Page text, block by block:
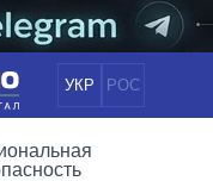
УКР РОС